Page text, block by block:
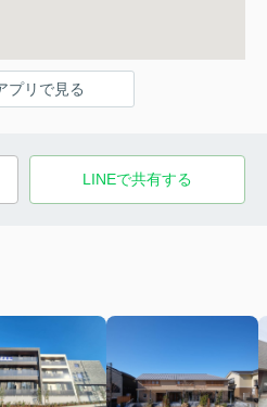
プリで見る
LINEで共有する